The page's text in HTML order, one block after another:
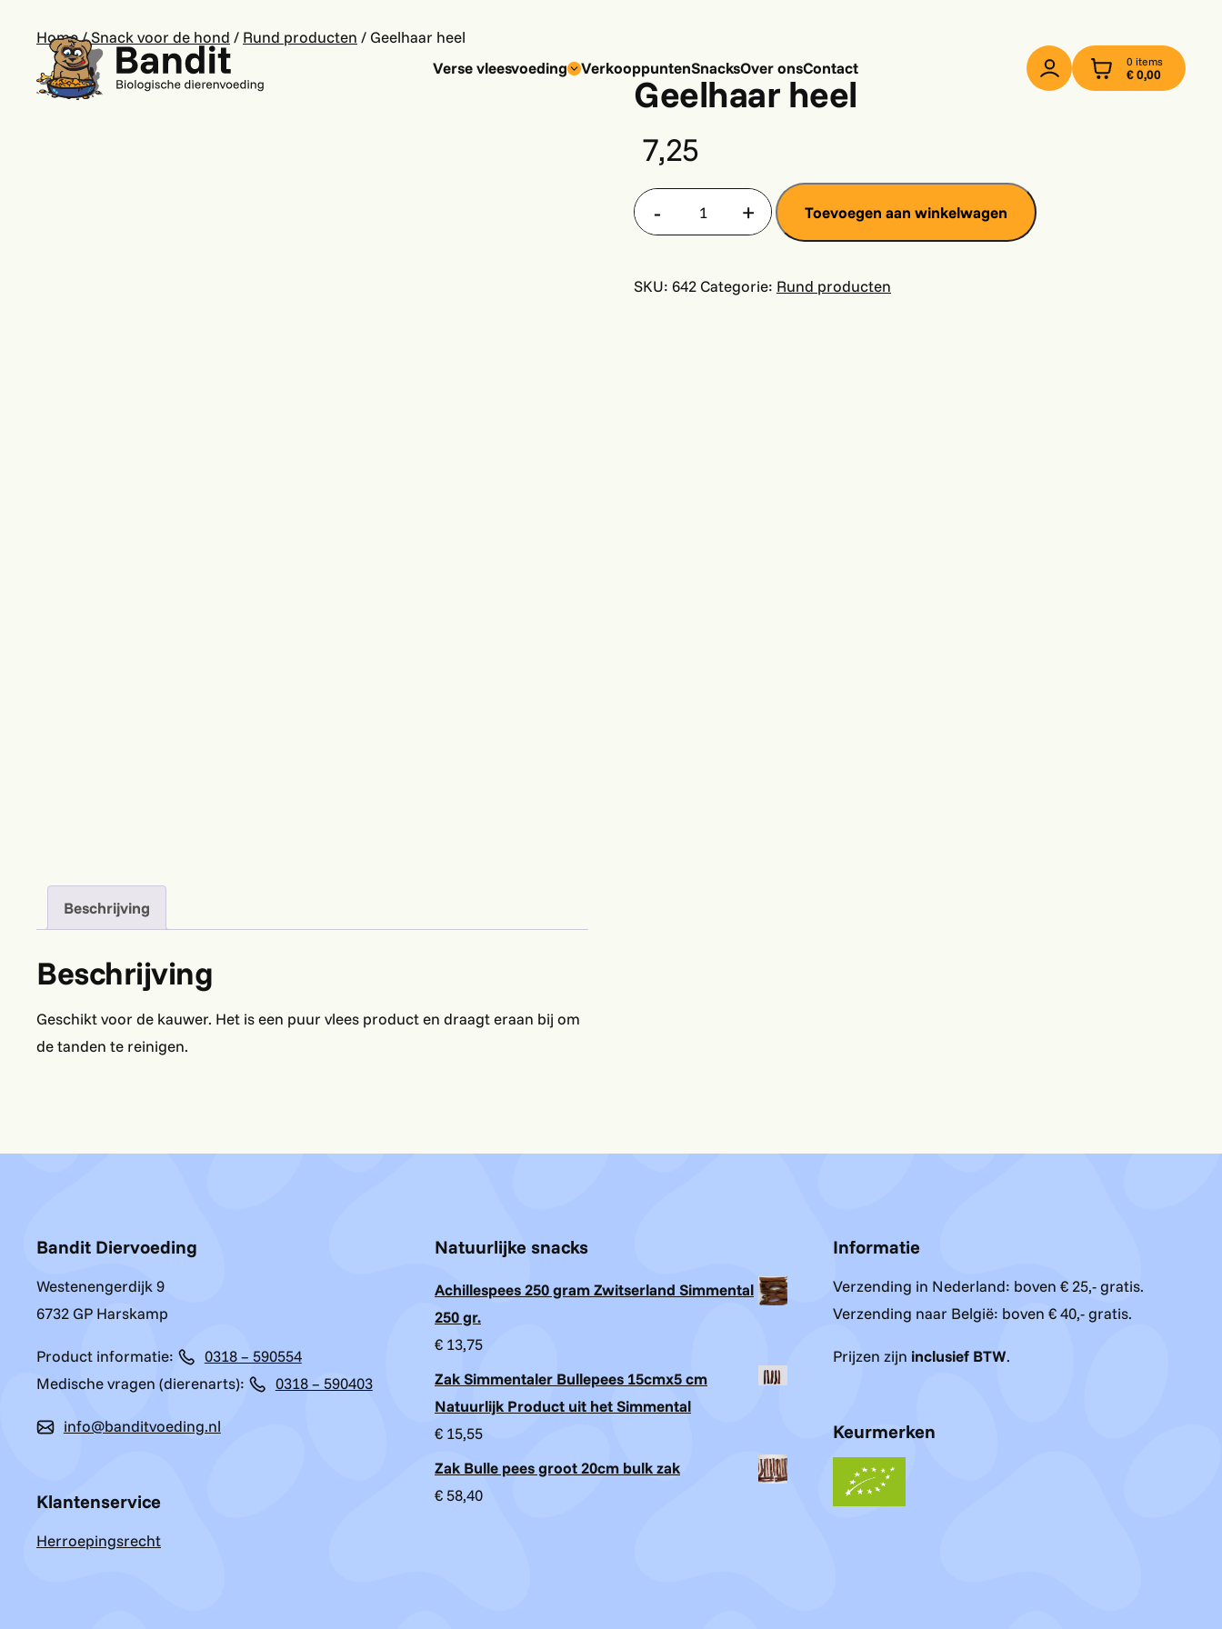
Verse vleesvoeding VerkooppuntenSnacksOver onsContact 0 items
€0,00
Home/Snack voor de hond / Rund producten / Geelhaar heel
Geelhaar heel
7,25
Geelhaar
aantal
Toevoegen aan winkelwagen
SKU: 642 Categorie: Rund producten
Beschrijving
Beschrijving
Geschikt voor de kauwer. Het is een puur vlees product en draagt eraan bij om
de tanden te reinigen.
Bandit Diervoeding
Westenengerdijk 9
6732 GP Harskamp
Product informatie:
0318 – 590554
Medische vragen (dierenarts):
0318 – 590403
info@banditvoeding.nl
Klantenservice
Herroepingsrecht
Natuurlijke snacks
Achillespees 250 gram Zwitserland Simmental
250 gr.
€ 13,75
Zak Simmentaler Bullepees 15cmx5 cm
Natuurlijk Product uit het Simmental
€ 15,55
Zak Bulle pees groot 20cm bulk zak
€ 58,40
Informatie
Verzending in Nederland: boven € 25,- gratis.
Verzending naar België: boven € 40,- gratis.
Prijzen zijn inclusief BTW.
Keurmerken